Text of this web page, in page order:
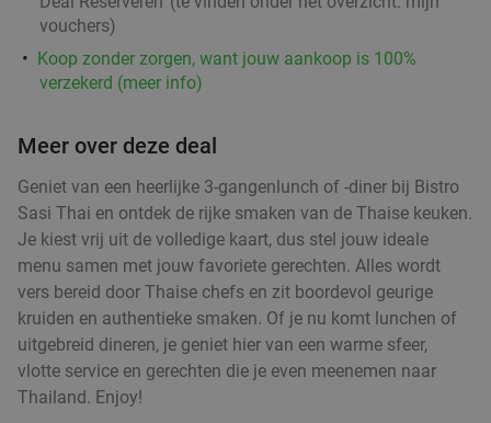
Vandaag Di Wo
Do
Da Fellini
Antwerpen
33%
Ontbijtbuffet bij Villa Monte
Vandaag Morgen Zo Ma Di Wo
Do
Villa Monte
9.1
Heist-op-den-Berg 20 min.
Verkocht: 157 Regulier €28
vouchers)
Koop zonder zorgen, want jouw aankoop is 100%
verzekerd (meer info)
Meer over deze deal
Geniet van een heerlijke 3-gangenlunch of -diner bij Bistro
Sasi Thai en ontdek de rijke smaken van de Thaise keuken.
Je kiest vrij uit de volledige kaart, dus stel jouw ideale
menu samen met jouw favoriete gerechten. Alles wordt
vers bereid door Thaise chefs en zit boordevol geurige
kruiden en authentieke smaken. Of je nu komt lunchen of
uitgebreid dineren, je geniet hier van een warme sfeer,
vlotte service en gerechten die je even meenemen naar
Thailand. Enjoy!